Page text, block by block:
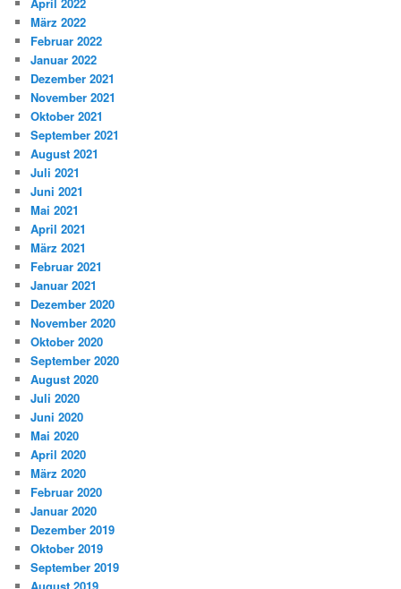
März 2022
Februar 2022
Januar 2022
Dezember 2021
November 2021
Oktober 2021
September 2021
August 2021
Juli 2021
Juni 2021
Mai 2021
April 2021
März 2021
Februar 2021
Januar 2021
Dezember 2020
November 2020
Oktober 2020
September 2020
August 2020
Juli 2020
Juni 2020
Mai 2020
April 2020
März 2020
Februar 2020
Januar 2020
Dezember 2019
Oktober 2019
September 2019